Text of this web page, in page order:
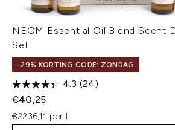
NEOM Essential Oil Blend Scent
Set
-29% KORTING CODE: ZONDAG
4.3 (24)
€40,25
€2236,11 per L